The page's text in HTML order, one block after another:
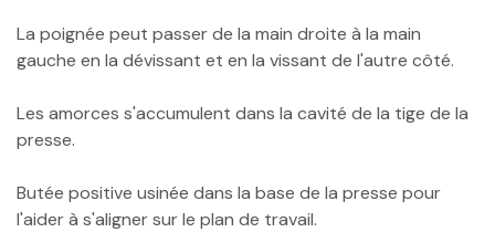
La poignée peut passer de la main droite à la main
gauche en la dévissant et en la vissant de l'autre côté.
Les amorces s'accumulent dans la cavité de la tige de la
presse.
Butée positive usinée dans la base de la presse pour
l'aider à s'aligner sur le plan de travail.